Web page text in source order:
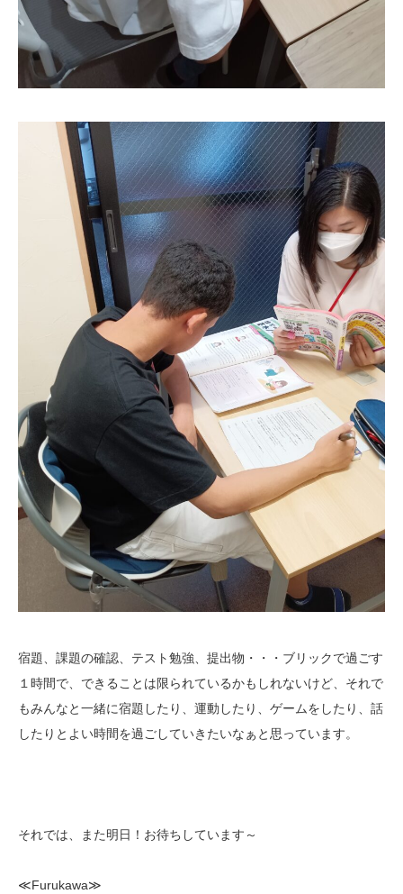
宿題、課題の確認、テスト勉強、提出物・・・ブリックで過ごす
１時間で、できることは限られているかもしれないけど、それで
もみんなと一緒に宿題したり、運動したり、ゲームをしたり、話
したりとよい時間を過ごしていきたいなぁと思っています。
それでは、また明日！お待ちしています～
≪Furukawa≫